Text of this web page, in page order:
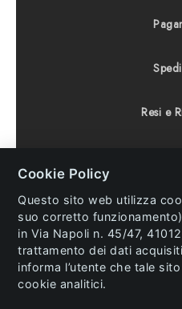
Resi e
Diritto
© 2023 Eria s.r.l. All Rights
Cookie Policy
Questo sito web utilizza
suo corretto
in Via Napoli n. 45/47,
trattamento dei dati
informa l’utente che tale
cookie analitici.